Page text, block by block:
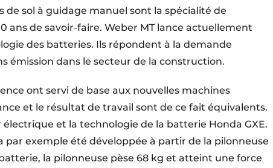
de sol à guidage manuel sont la spécialité de
ans de savoir-faire. Weber MT lance actuellement
des batteries. Ils répondent à la demande
émission dans le secteur de la construction.
ont servi de base aux nouvelles machines
et le résultat de travail sont de ce fait équivalents.
et la technologie de la batterie Honda GXE.
par exemple été développée à partir de la pilonneuse
la pilonneuse pèse 68 kg et atteint une force